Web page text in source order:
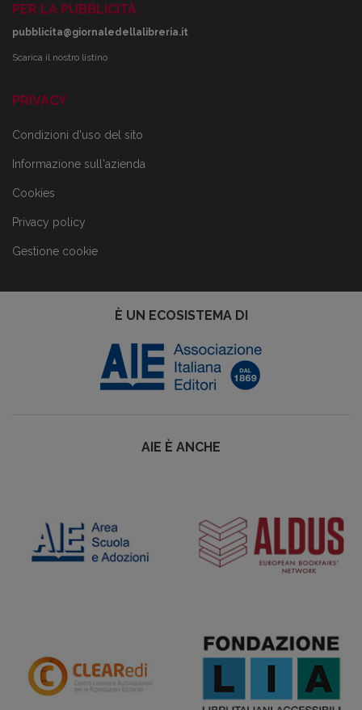
PER LA PUBBLICITÀ
pubblicita@giornaledellalibreria.it
Scarica il nostro listino
PRIVACY
Condizioni d'uso del sito
Informazione sull'azienda
Cookies
Privacy policy
Gestione cookie
È UN ECOSISTEMA DI
AIE È ANCHE